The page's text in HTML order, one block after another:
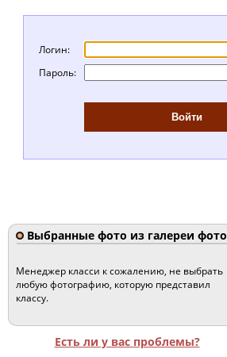
Логин:
Пароль:
Выбранные фото из галереи фото
Менеджер класси к сожалению, не выбрать
любую фотографию, которую представил
классу.
Есть ли у вас проблемы?